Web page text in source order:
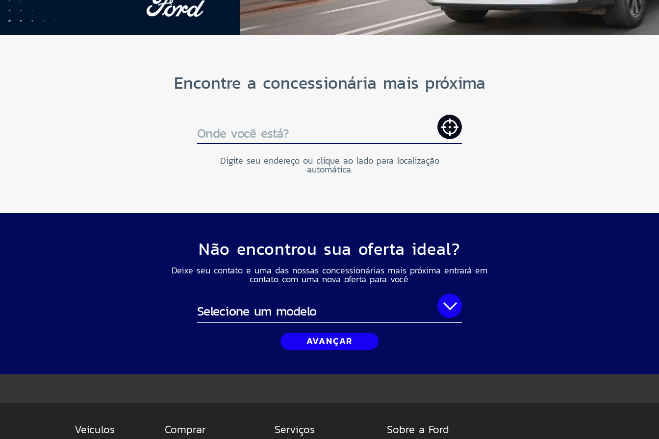
Encontre a concessionária mais próxima
Onde você está?
Digite seu endereço ou clique ao lado para localização
automática.
Não encontrou sua oferta ideal?
Deixe seu contato e uma das nossas concessionárias mais próxima entrará em
contato com uma nova oferta para você.
AVANÇAR
Veículos Comprar Serviços Sobre a Ford